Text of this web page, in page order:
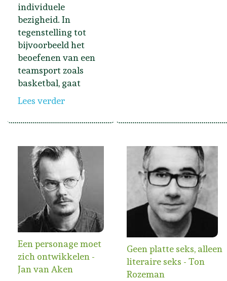
individuele
bezigheid. In
tegenstelling tot
bijvoorbeeld het
beoefenen van een
teamsport zoals
basketbal, gaat
Lees verder
Een personage moet
zich ontwikkelen -
Jan van Aken
Geen platte seks, alleen
literaire seks - Ton
Rozeman